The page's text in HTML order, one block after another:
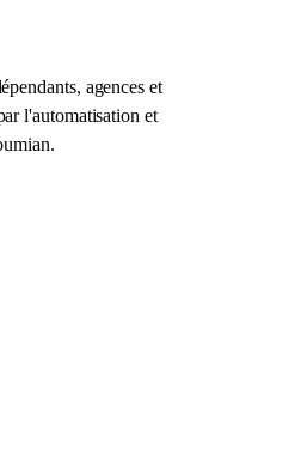
agences et
l'automatisation et
.